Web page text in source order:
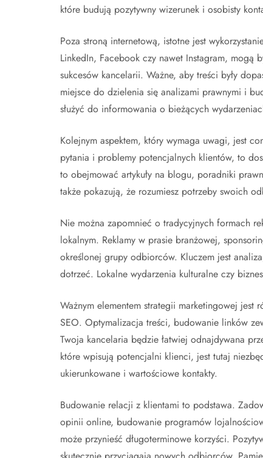
które budują pozytywny wizerunek i osobisty
Poza stroną internetową, istotne jest
LinkedIn, Facebook czy nawet Instagram,
sukcesów kancelarii. Ważne, aby treści były
miejsce do dzielenia się analizami prawnymi i
służyć do informowania o bieżących
Kolejnym aspektem, który wymaga uwagi, jest
pytania i problemy potencjalnych klientów, to
to obejmować artykuły na blogu, poradniki
także pokazują, że rozumiesz potrzeby swoich
Nie można zapomnieć o tradycyjnych formach
lokalnym. Reklamy w prasie branżowej,
określonej grupy odbiorców. Kluczem jest
dotrzeć. Lokalne wydarzenia kulturalne czy
Ważnym elementem strategii marketingowej jest
SEO. Optymalizacja treści, budowanie linków
Twoja kancelaria będzie łatwiej odnajdywana
które wpisują potencjalni klienci, jest tutaj
ukierunkowane i wartościowe kontakty.
Budowanie relacji z klientami to podstawa.
opinii online, budowanie programów
może przynieść długoterminowe korzyści.